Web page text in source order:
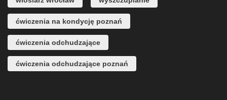
ćwiczenia na kondycję poznań
ćwiczenia odchudzające
ćwiczenia odchudzające poznań